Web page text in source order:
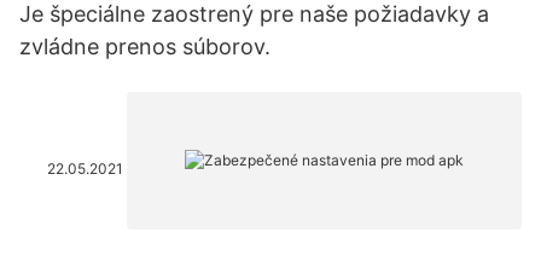
Je špeciálne zaostrený pre naše požiadavky a
zvládne prenos súborov.
22.05.2021